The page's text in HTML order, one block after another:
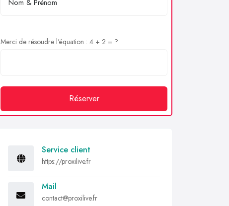
Merci de résoudre l'équation : 4 + 2 = ?
Réserver
Service client
https://proxilive.fr
Mail
contact@proxilive.fr